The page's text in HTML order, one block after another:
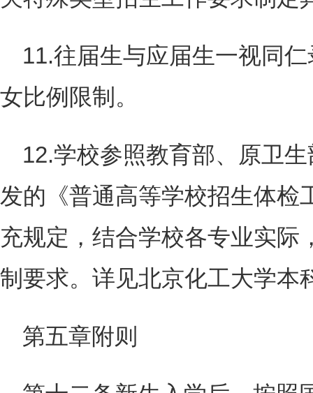
11.往届生与应届生一视同
女比例限制。
12.学校参照教育部、原卫
发的《普通高等学校招生体检
充规定，结合学校各专业实际
制要求。详见北京化工大学本
第五章附则